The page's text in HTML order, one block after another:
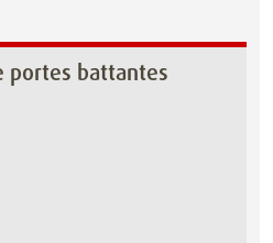
portes battantes